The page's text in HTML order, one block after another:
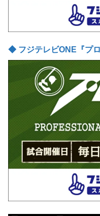
◆ フジテレビONE『プロ